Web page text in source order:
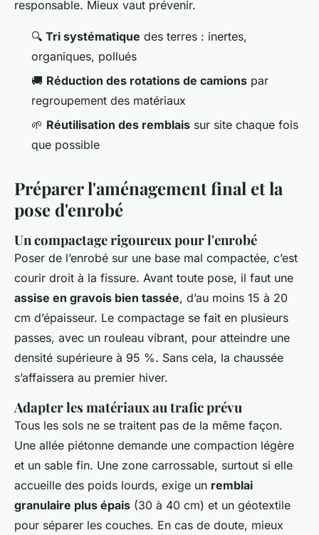
responsable. Mieux vaut prévenir.
🔍 Tri systématique des terres : inertes,
organiques, pollués
🚚 Réduction des rotations de camions par
regroupement des matériaux
🌱 Réutilisation des remblais sur site chaque fois
que possible
Préparer l'aménagement final et la
pose d'enrobé
Un compactage rigoureux pour l'enrobé
Poser de l’enrobé sur une base mal compactée, c’est
courir droit à la fissure. Avant toute pose, il faut une
assise en gravois bien tassée, d’au moins 15 à 20
cm d’épaisseur. Le compactage se fait en plusieurs
passes, avec un rouleau vibrant, pour atteindre une
densité supérieure à 95 %. Sans cela, la chaussée
s’affaissera au premier hiver.
Adapter les matériaux au trafic prévu
Tous les sols ne se traitent pas de la même façon.
Une allée piétonne demande une compaction légère
et un sable fin. Une zone carrossable, surtout si elle
accueille des poids lourds, exige un remblai
granulaire plus épais (30 à 40 cm) et un géotextile
pour séparer les couches. En cas de doute, mieux